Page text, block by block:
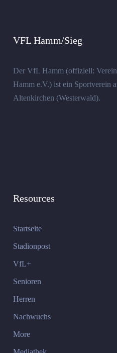
VFL Hamm/Sieg
Der VfL Hamm (offiziell:
Hamm e.V.) ist ein Sportverein
Altenkirchen (Westerwald).
Resources
Startseite
Stadionpost
VfL+
Senioren
Herren
Nachwuchs
More